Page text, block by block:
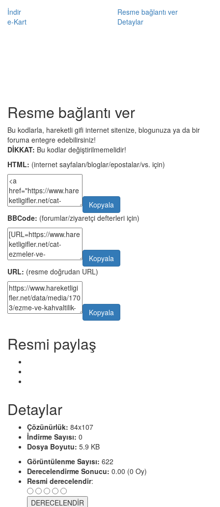
İndir
Resme bağlantı ver
e-Kart
Detaylar
Resme bağlantı ver
Bu kodlarla, hareketli gifi internet sitenize, blogunuza ya da bir
foruma entegre edebilirsiniz!
DİKKAT: Bu kodlar değiştirilmemelidir!
HTML: (internet sayfaları/bloglar/epostalar/vs. için)
Kopyala
BBCode: (forumlar/ziyaretçi defterleri için)
Kopyala
URL: (resme doğrudan URL)
Kopyala
Resmi paylaş
Detaylar
Çözünürlük: 84x107
İndirme Sayısı: 0
Dosya Boyutu: 5.9 KB
Görüntülenme Sayısı: 622
Derecelendirme Sonucu: 0.00 (0 Oy)
Resmi derecelendir: